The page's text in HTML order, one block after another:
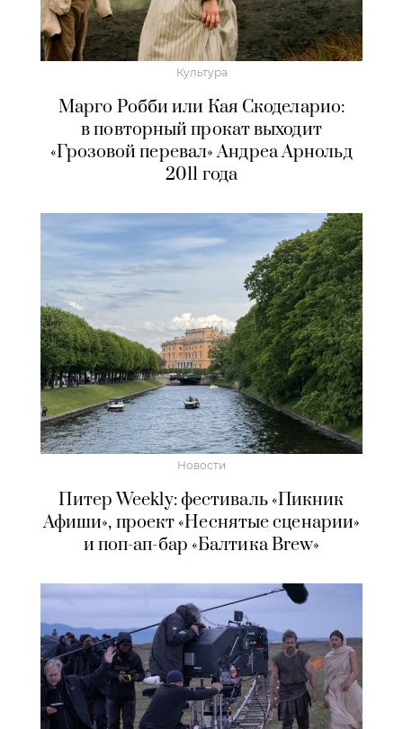
Культура
Марго Робби или Кая Скоделарио:
в повторный прокат выходит
«Грозовой перевал» Андреа Арнольд
2011 года
Новости
Питер Weekly: фестиваль «Пикник
Афиши», проект «Неснятые сценарии»
и поп-ап-бар «Балтика Brew»